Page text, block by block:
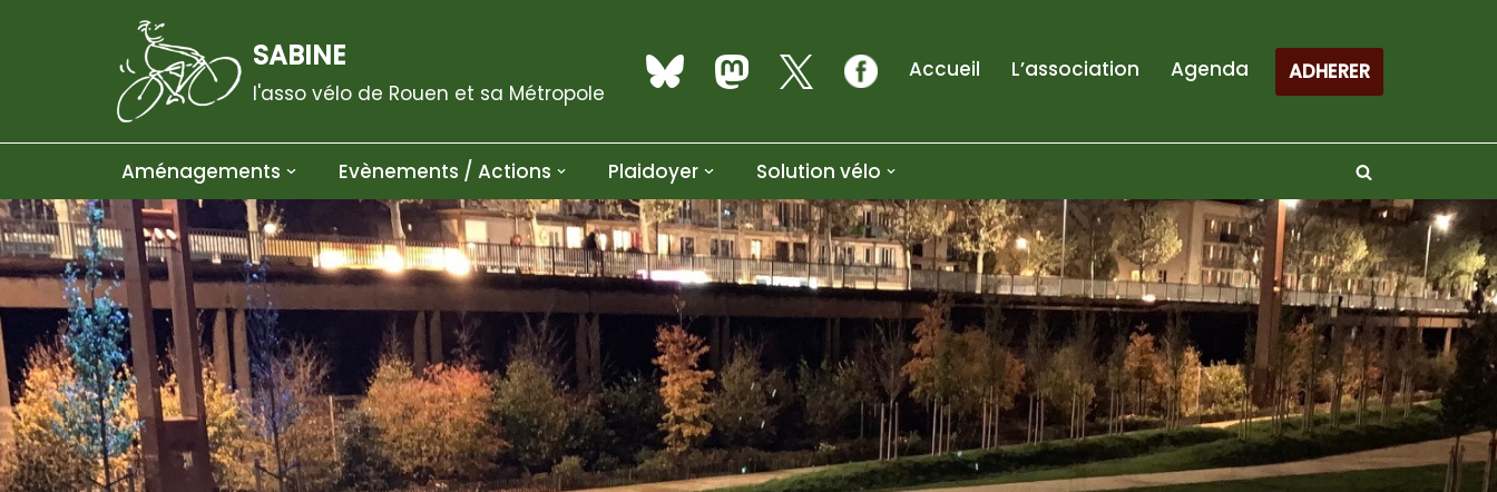
SABINE
l'asso vélo de Rouen et sa Métropole
Accueil L’association Agenda ADHERER
Aménagements Evènements / Actions Plaidoyer Solution vélo